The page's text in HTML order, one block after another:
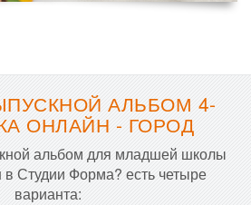
АЛЬБОМ 4-
ОНЛАЙН - ГОРОД
альбом для младшей школы
Студии Форма? есть четыре
варианта: